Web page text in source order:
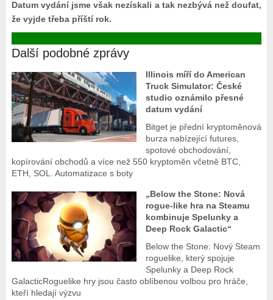
Datum vydání jsme však nezískali a tak nezbývá než doufat,
že vyjde třeba příští rok.
Další podobné zprávy
Illinois míří do American
Truck Simulator: České
studio oznámilo přesné
datum vydání
Bitget je přední kryptoměnová
burza nabízející futures,
spotové obchodování,
kopírování obchodů a více než 550 kryptoměn včetně BTC,
ETH, SOL. Automatizace s boty
„Below the Stone: Nová
rogue-like hra na Steamu
kombinuje Spelunky a
Deep Rock Galactic“
Below the Stone: Nový Steam
roguelike, který spojuje
Spelunky a Deep Rock
GalacticRoguelike hry jsou často oblíbenou volbou pro hráče,
kteří hledají výzvu